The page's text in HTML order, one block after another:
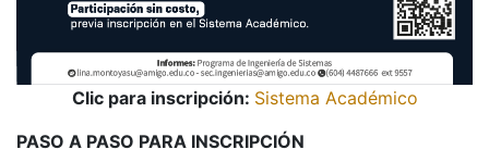
Clic para inscripción: Sistema Académico
PASO A PASO PARA INSCRIPCIÓN